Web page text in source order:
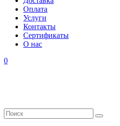
Оплата
Услуги
Контакты
Cертификаты
О нас
0